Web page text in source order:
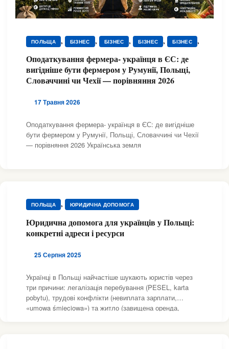
ПОЛЬЩА , БІЗНЕС , БІЗНЕС , БІЗНЕС , БІЗНЕС ,
ДОКУМЕНТИ , РОБОТА , РОБОТА , РОБОТА ,
РОБОТА , РУМУНІЯ , СЛОВАЧЧИНА , ЧЕХІЯ ,
ЮРИДИЧНА ДОПОМОГА
Оподаткування фермера- українця в ЄС: де
вигідніше бути фермером у Румунії, Польщі,
Словаччині чи Чехії — порівняння 2026
17 Травня 2026
Оподаткування фермера- українця в ЄС: де вигідніше
бути фермером у Румунії, Польщі, Словаччині чи Чехії
— порівняння 2026 Українська земля
ПОЛЬЩА , ЮРИДИЧНА ДОПОМОГА
Юридична допомога для українців у Польщі:
конкретні адреси і ресурси
25 Серпня 2025
Українці в Польщі найчастіше шукають юристів через
три причини: легалізація перебування (PESEL, karta
pobytu), трудові конфлікти (невиплата зарплати,
«umowa śmieciowa») та житло (завищена оренда,